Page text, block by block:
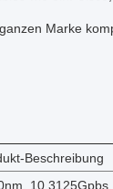
Marke
Beschreibung